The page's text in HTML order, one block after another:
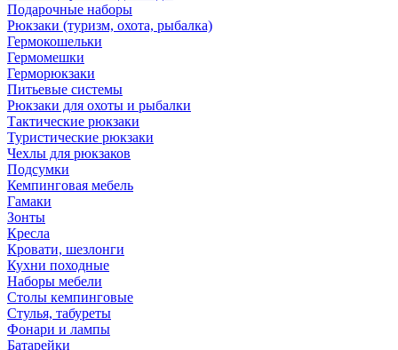
Подарочные наборы
Рюкзаки (туризм, охота, рыбалка)
Гермокошельки
Гермомешки
Герморюкзаки
Питьевые системы
Рюкзаки для охоты и рыбалки
Тактические рюкзаки
Туристические рюкзаки
Чехлы для рюкзаков
Подсумки
Кемпинговая мебель
Гамаки
Зонты
Кресла
Кровати, шезлонги
Кухни походные
Наборы мебели
Столы кемпинговые
Стулья, табуреты
Фонари и лампы
Батарейки